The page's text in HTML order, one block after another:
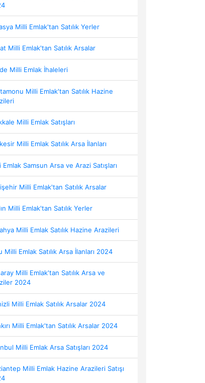
Milli Emlak'tan Satılık Yerler
Milli Emlak'tan Satılık Arsalar
Milli Emlak İhaleleri
Milli Emlak'tan Satılık Hazine
Milli Emlak Satışları
Milli Emlak Satılık Arsa İlanları
Emlak Samsun Arsa ve Arazi Satışları
Milli Emlak'tan Satılık Arsalar
Milli Emlak'tan Satılık Yerler
Milli Emlak Satılık Hazine Arazileri
Milli Emlak Satılık Arsa İlanları 2024
Milli Emlak'tan Satılık Arsa ve
2024
Milli Emlak Satılık Arsalar 2024
Milli Emlak'tan Satılık Arsalar 2024
Milli Emlak Arsa Satışları 2024
Milli Emlak Hazine Arazileri Satışı